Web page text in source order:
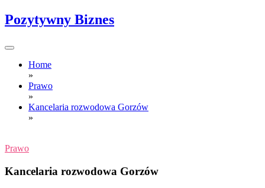
Skip
to
Pozytywny Biznes
Home
»
Prawo
»
Kancelaria rozwodowa Gorzów
»
Prawo
Kancelaria rozwodowa Gorzów